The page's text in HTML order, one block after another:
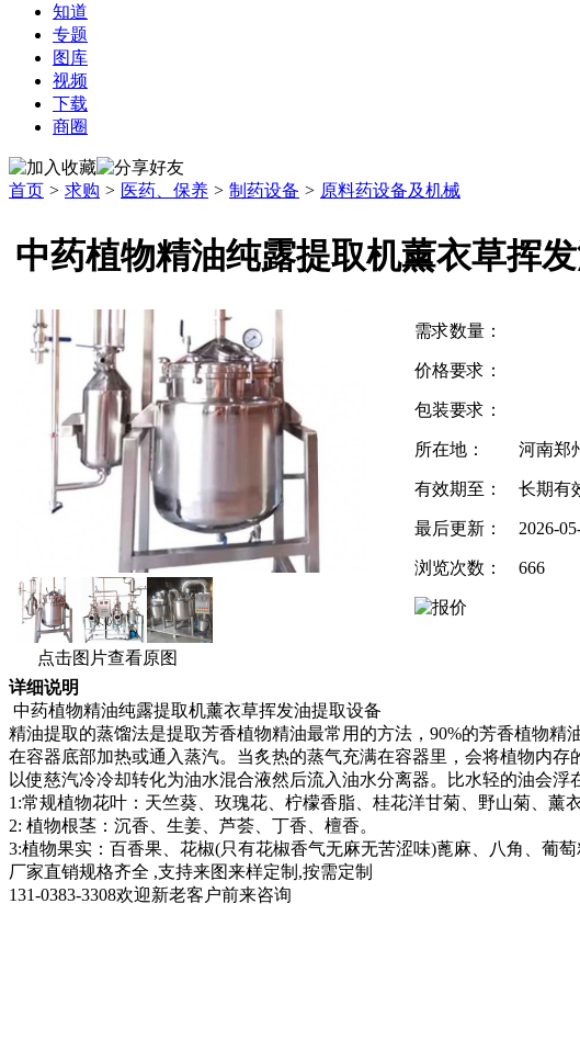
知道
专题
图库
视频
下载
商圈
首页 > 求购 > 医药、保养 > 制药设备 > 原料药设备及机械
中药植物精油纯露提取机薰衣草挥
点击图片查看原图
需求数量：
价格要求：
包装要求：
所在地： 河南郑
有效期至： 长期有
最后更新： 2026-
浏览次数： 666
详细说明
中药植物精油纯露提取机薰衣草挥发油提取设备
精油提取的蒸馏法是提取芳香植物精油最常用的方法，90%的芳香植物
在容器底部加热或通入蒸汽。当炙热的蒸气充满在容器里，会将植物内
以使慈汽冷冷却转化为油水混合液然后流入油水分离器。比水轻的油会
1:常规植物花叶：天竺葵、玫瑰花、柠檬香脂、桂花洋甘菊、野山菊、薰
2: 植物根茎：沉香、生姜、芦荟、丁香、檀香。
3:植物果实：百香果、花椒(只有花椒香气无麻无苦涩味)蓖麻、八角、葡萄
厂家直销规格齐全 ,支持来图来样定制,按需定制
131-0383-3308欢迎新老客户前来咨询